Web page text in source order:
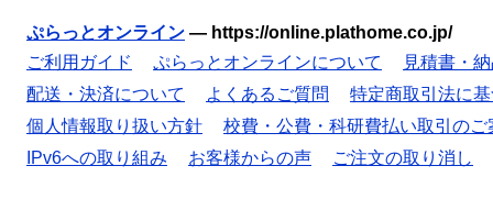
ぷらっとオンライン — https://online.plathome.co.jp/
ご利用ガイド
ぷらっとオンラインについて
見積書・
配送・決済について
よくあるご質問
特定商取引法に
個人情報取り扱い方針
校費・公費・科研費払い取引のご
IPv6への取り組み
お客様からの声 ご注文の取り消し